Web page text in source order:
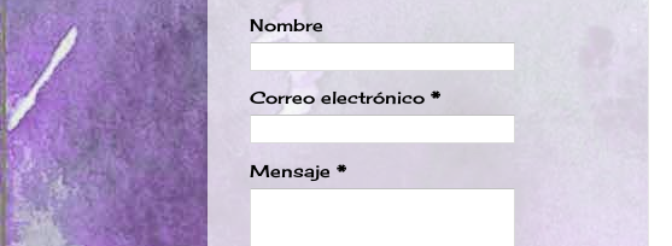
Nombre
Correo electrónico *
Mensaje *